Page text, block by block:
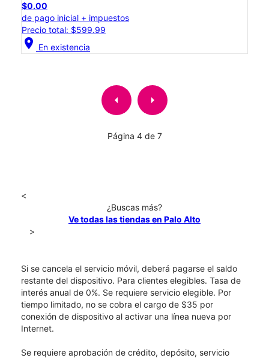
$0.00
de pago inicial + impuestos
Precio total: $599.99
location_on En existencia
arrow_left arrow_right
Página 4 de 7
<
¿Buscas más?
Ve todas las tiendas en Palo Alto
>
Si se cancela el servicio móvil, deberá pagarse el saldo
restante del dispositivo. Para clientes elegibles. Tasa de
interés anual de 0%. Se requiere servicio elegible. Por
tiempo limitado, no se cobra el cargo de $35 por
conexión de dispositivo al activar una línea nueva por
Internet.
Se requiere aprobación de crédito, depósito, servicio